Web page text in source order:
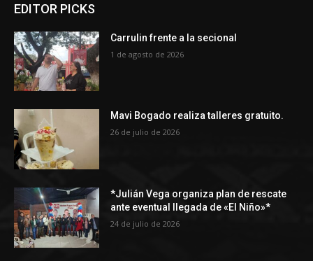
EDITOR PICKS
Carrulin frente a la secional
1 de agosto de 2026
Mavi Bogado realiza talleres gratuito.
26 de julio de 2026
*Julián Vega organiza plan de rescate
ante eventual llegada de «El Niño»*
24 de julio de 2026